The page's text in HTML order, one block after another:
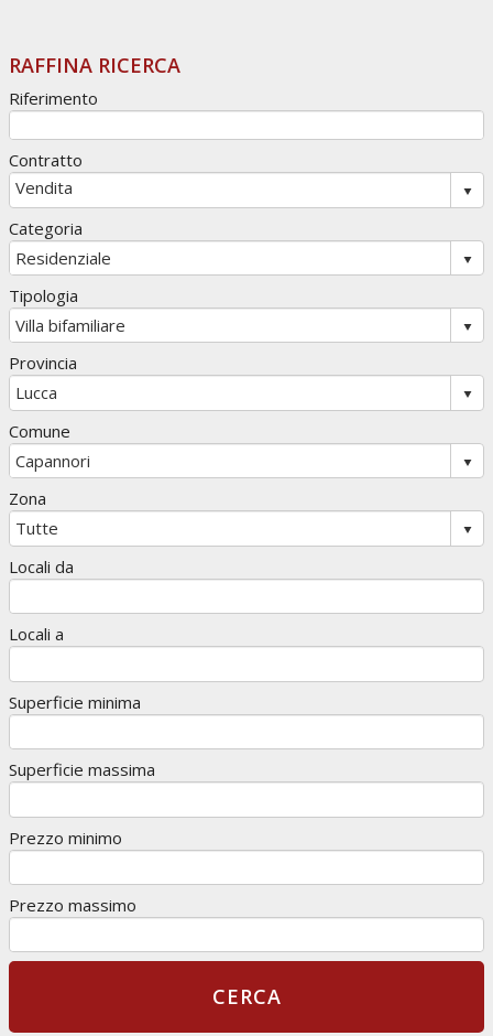
RAFFINA RICERCA
Riferimento
Contratto
Categoria
Tipologia
Provincia
Comune
Zona
Locali da
Locali a
Superficie minima
Superficie massima
Prezzo minimo
Prezzo massimo